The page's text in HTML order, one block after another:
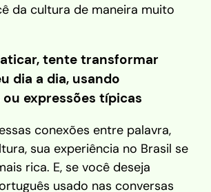
da cultura de maneira muito
tente transformar
dia a dia, usando
expressões típicas
conexões entre palavra,
sua experiência no Brasil se
rica. E, se você deseja
usado nas conversas